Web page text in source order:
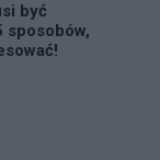
być
sposobów,